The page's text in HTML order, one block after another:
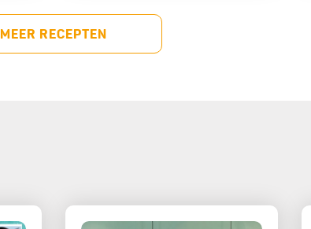
MEER RECEPTEN